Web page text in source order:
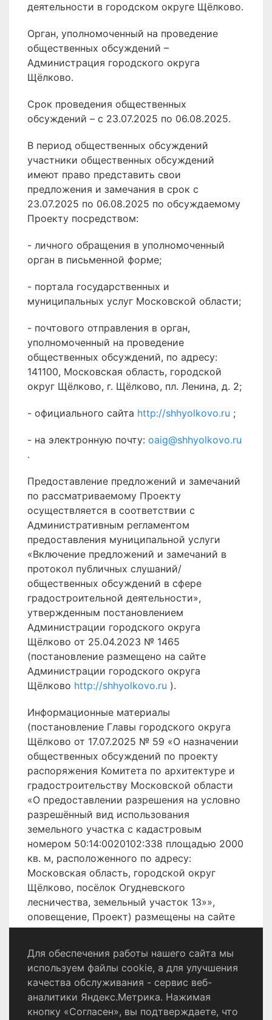
деятельности в городском округе Щёлково.
Орган, уполномоченный на проведение
общественных обсуждений –
Администрация городского округа
Щёлково.
Срок проведения общественных
обсуждений – с 23.07.2025 по 06.08.2025.
В период общественных обсуждений
участники общественных обсуждений
имеют право представить свои
предложения и замечания в срок с
23.07.2025 по 06.08.2025 по обсуждаемому
Проекту посредством:
- личного обращения в уполномоченный
орган в письменной форме;
- портала государственных и
муниципальных услуг Московской области;
- почтового отправления в орган,
уполномоченный на проведение
общественных обсуждений, по адресу:
141100, Московская область, городской
округ Щёлково, г. Щёлково, пл. Ленина, д. 2;
- официального сайта http://shhyolkovo.ru ;
- на электронную почту: oaig@shhyolkovo.ru
.
Предоставление предложений и замечаний
по рассматриваемому Проекту
осуществляется в соответствии с
Административным регламентом
предоставления муниципальной услуги
«Включение предложений и замечаний в
протокол публичных слушаний/
общественных обсуждений в сфере
градостроительной деятельности»,
утвержденным постановлением
Администрации городского округа
Щёлково от 25.04.2023 № 1465
(постановление размещено на сайте
Администрации городского округа
Щёлково http://shhyolkovo.ru ).
Информационные материалы
(постановление Главы городского округа
Щёлково от 17.07.2025 № 59 «О назначении
общественных обсуждений по проекту
распоряжения Комитета по архитектуре и
градостроительству Московской области
«О предоставлении разрешения на условно
разрешённый вид использования
земельного участка с кадастровым
номером 50:14:0020102:338 площадью 2000
кв. м, расположенного по адресу:
Московская область, городской округ
Щёлково, посёлок Огудневского
лесничества, земельный участок 13»»,
оповещение, Проект) размещены на сайте
http://shhyolkovo.ru.
Политика конфиденциальности
Согласие на обработку персональных данных
Для обеспечения работы нашего сайта мы
используем файлы cookie, а для улучшения
качества обслуживания - сервис веб-
аналитики Яндекс.Метрика. Нажимая
кнопку «Согласен», вы подтверждаете, что